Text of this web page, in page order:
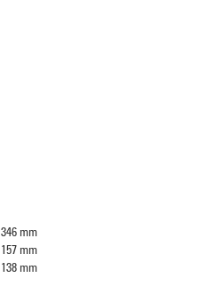
346 mm
157 mm
138 mm